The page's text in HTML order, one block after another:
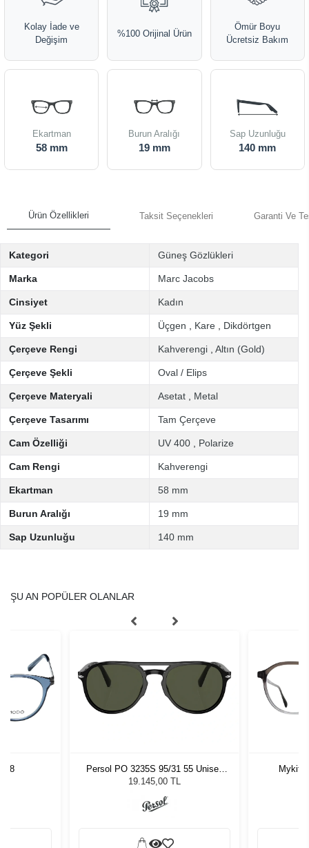
Kolay İade ve
Değişim
%100 Orijinal Ürün
Ömür Boyu
Ücretsiz Bakım
Ekartman
58 mm
Burun Aralığı
19 mm
Sap Uzunluğu
140 mm
Ürün Özellikleri Taksit Seçenekleri Garanti Ve
Kategori Güneş Gözlükleri
Marka Marc Jacobs
Cinsiyet Kadın
Yüz Şekli Üçgen Kare Dikdörtgen
Çerçeve Rengi Kahverengi Altın (Gold)
Çerçeve Şekli Oval / Elips
Çerçeve Materyali Asetat Metal
Çerçeve Tasarımı Tam Çerçeve
Cam Özelliği UV 400 Polarize
Cam Rengi Kahverengi
Ekartman 58 mm
Burun Aralığı 19 mm
Sap Uzunluğu 140 mm
ŞU AN POPÜLER OLANLAR
48
Persol PO 3235S 95/31 55 Unisex
Güneş Gözlüğü
19.145,00 TL
Mykita